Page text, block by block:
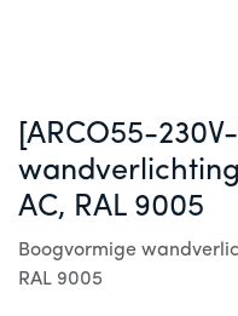
[ARCO55-
AC, RAL 9005
Boogvormige
RAL 9005